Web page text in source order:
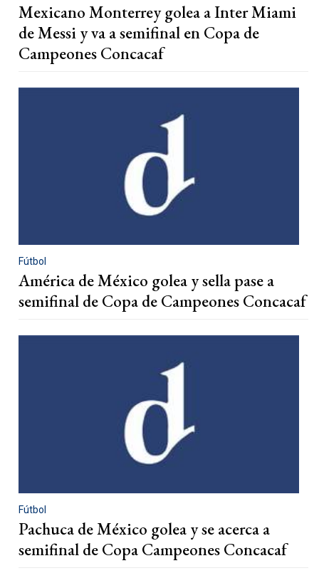
Mexicano Monterrey golea a Inter Miami
de Messi y va a semifinal en Copa de
Campeones Concacaf
Fútbol
América de México golea y sella pase a
semifinal de Copa de Campeones Concacaf
Fútbol
Pachuca de México golea y se acerca a
semifinal de Copa Campeones Concacaf